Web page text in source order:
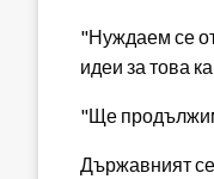
"Нуждаем се
идеи за това
"Ще
Държавният